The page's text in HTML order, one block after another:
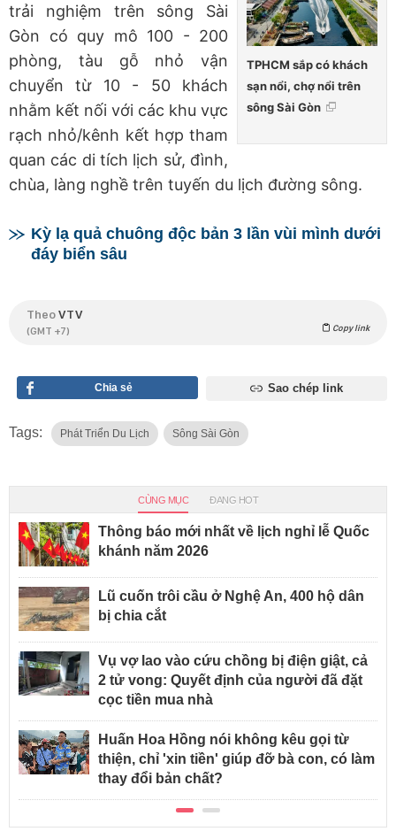
TPHCM sắp có khách
sạn nổi, chợ nổi trên
sông Sài Gòn
trải nghiệm trên sông Sài
Gòn có quy mô 100 - 200
phòng, tàu gỗ nhỏ vận
chuyển từ 10 - 50 khách
nhằm kết nối với các khu vực
rạch nhỏ/kênh kết hợp tham
quan các di tích lịch sử, đình,
chùa, làng nghề trên tuyến du lịch đường sông.
Kỳ lạ quả chuông độc bản 3 lần vùi mình dưới
đáy biển sâu
TheoVTV
(GMT +7) Copy link
Chia sẻ Sao chép link
Tags: Phát Triển Du Lịch Sông Sài Gòn
CÙNG MỤC ĐANG HOT
Thông báo mới nhất về lịch nghỉ lễ Quốc
khánh năm 2026
Lũ cuốn trôi cầu ở Nghệ An, 400 hộ dân
bị chia cắt
Vụ vợ lao vào cứu chồng bị điện giật, cả
2 tử vong: Quyết định của người đã đặt
cọc tiền mua nhà
Huấn Hoa Hồng nói không kêu gọi từ
thiện, chỉ 'xin tiền' giúp đỡ bà con, có làm
thay đổi bản chất?